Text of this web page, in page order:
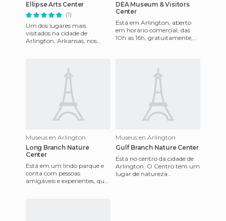
Ellipse Arts Center
(1)
Um dos lugares mais
visitados na cidade de
Arlington, Arkansas, nos
DEA Museum & Visitors
Center
Está em Arlington, aberto
em horário comercial, das
10h as 16h, gratuitamente,
Museus en Arlington
Long Branch Nature
Center
Está em um lindo parque e
conta com pessoas
amigáveis e experientes, que
Museus en Arlington
Gulf Branch Nature Center
Está no centro da cidade de
Arlington. O Centro tem um
lugar de natureza